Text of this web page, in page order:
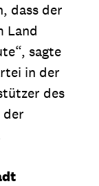
dass der
Land
sagte
in der
des
der